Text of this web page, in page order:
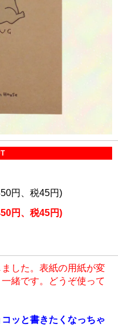
円、税45円)
円、税45円)
した。表紙の用紙が変
緒です。どうぞ使って
ッと書きたくなっちゃ